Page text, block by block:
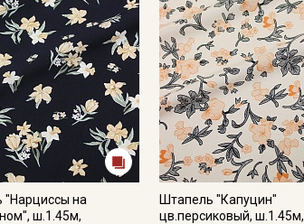
"Нарциссы на
ш.1.45м,
Штапель "Капуцин"
цв.персиковый, ш.1.45м,